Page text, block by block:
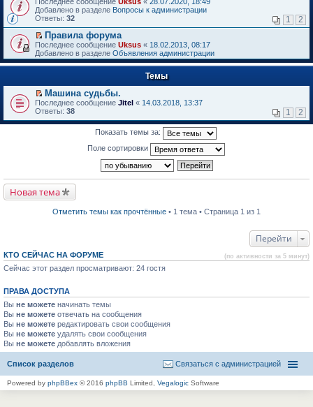
е
р
й
т
и
к
п
в
о
м
у
н
т
а
н
о
о
б
н
ю
Добавлено в разделе Вопросы к администрации
Ответы: 32 1 2
П
е
р
е
т
и
к
п
р
п
р
о
н
о
м
о
о
щ
е
н
и
ю
Правила форума
Последнее сообщение Uksus « 18.02.2013, 08:17
Добавлено в разделе Объявления администрации
Темы
П
е
е
р
в
о
р
о
ч
а
н
н
о
м
у
с
о
б
щ
е
Машина судьбы.
Последнее сообщение Jitel « 14.03.2018, 13:37
Ответы: 38 1 2
Показать темы за:
Поле сортировки
Новая тема
Отметить темы как прочтённые • 1 тема • Страница 1 из 1
Перейти
КТО СЕЙЧАС НА ФОРУМЕ (по активности за 5 минут)
Сейчас этот раздел просматривают: 24 гостя
ПРАВА ДОСТУПА
Вы не можете начинать темы
Вы не можете отвечать на сообщения
Вы не можете редактировать свои сообщения
Вы не можете удалять свои сообщения
Вы не можете добавлять вложения
Список разделов Связаться с администрацией
Powered by phpBBex © 2016 phpBB Limited, Vegalogic Software